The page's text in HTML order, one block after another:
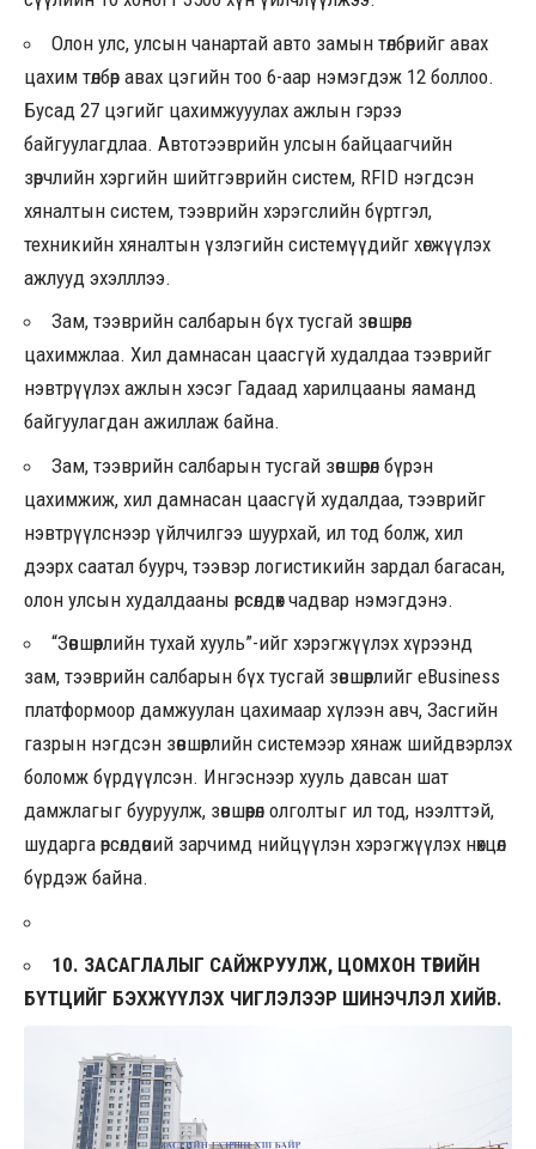
Олон улс, улсын чанартай авто замын төлбөрийг авах
цахим төлбөр авах цэгийн тоо 6-аар нэмэгдэж 12 боллоо.
Бусад 27 цэгийг цахимжууулах ажлын гэрээ
байгуулагдлаа. Автотээврийн улсын байцаагчийн
зөрчлийн хэргийн шийтгэврийн систем, RFID нэгдсэн
хяналтын систем, тээврийн хэрэгслийн бүртгэл,
техникийн хяналтын үзлэгийн системүүдийг хөгжүүлэх
ажлууд эхэлллээ.
Зам, тээврийн салбарын бүх тусгай зөвшөөрөл
цахимжлаа. Хил дамнасан цаасгүй худалдаа тээврийг
нэвтрүүлэх ажлын хэсэг Гадаад харилцааны яаманд
байгуулагдан ажиллаж байна.
Зам, тээврийн салбарын тусгай зөвшөөрөл бүрэн
цахимжиж, хил дамнасан цаасгүй худалдаа, тээврийг
нэвтрүүлснээр үйлчилгээ шуурхай, ил тод болж, хил
дээрх саатал буурч, тээвэр логистикийн зардал багасан,
олон улсын худалдааны өрсөлдөх чадвар нэмэгдэнэ.
“Зөвшөөрлийн тухай хууль”-ийг хэрэгжүүлэх хүрээнд
зам, тээврийн салбарын бүх тусгай зөвшөөрлийг eBusiness
платформоор дамжуулан цахимаар хүлээн авч, Засгийн
газрын нэгдсэн зөвшөөрлийн системээр хянаж шийдвэрлэх
боломж бүрдүүлсэн. Ингэснээр хууль давсан шат
дамжлагыг бууруулж, зөвшөөрөл олголтыг ил тод, нээлттэй,
шударга өрсөлдөөний зарчимд нийцүүлэн хэрэгжүүлэх нөхцөл
бүрдэж байна.
10. ЗАСАГЛАЛЫГ САЙЖРУУЛЖ, ЦОМХОН ТӨРИЙН
БҮТЦИЙГ БЭХЖҮҮЛЭХ ЧИГЛЭЛЭЭР ШИНЭЧЛЭЛ ХИЙВ.